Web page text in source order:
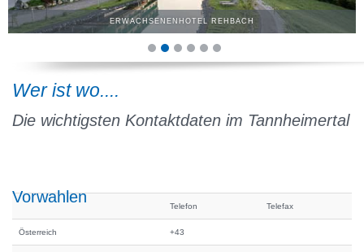
ERWACHSENENHOTEL REHBACH
Wer ist wo....
Die wichtigsten Kontaktdaten im Tannheimertal
Vorwahlen
Telefon Telefax
Österreich +43